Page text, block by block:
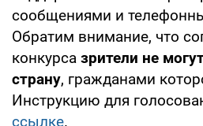
сообщениями и
Обратим внимание, что
конкурса зрители не
страну, гражданами
Инструкцию для
ссылке.